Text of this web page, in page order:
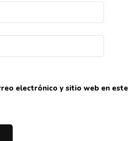
electrónico y sitio web en